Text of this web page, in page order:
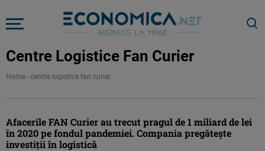
Centre Logistice Fan Curier
Home - centre logistice fan curier
Afacerile FAN Curier au trecut pragul de 1 miliard de lei
în 2020 pe fondul pandemiei. Compania pregătește
investiții în logistică